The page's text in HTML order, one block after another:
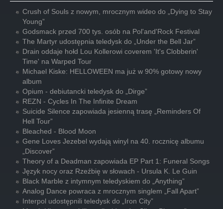
Crush of Souls z nowym, mrocznym wideo do „Dying to Stay
Young”
Godsmack przed 700 tys. osób na Pol'and'Rock Festival
The Martyr udostępnia teledysk do „Under the Bell Jar”
Drain oddaje hołd Lou Kollerowi coverem 'It's Clobberin'
Time' na Warped Tour
Michael Kiske: HELLOWEEN ma już w 90% gotowy nowy
album
Opium - debiutancki teledysk do „Dirge”
REZN - Cycles In The Infinite Dream
Suicide Silence zapowiada jesienną trasę „Reminders Of
Hell Tour”
Bleached - Blood Moon
Gene Loves Jezebel wydają winyl na 40. rocznicę albumu
„Discover”
Theory of a Deadman zapowiada EP Part 1: Funeral Songs
Język nocy oraz Rzeźbię w słowach - Ursula K. Le Guin
Black Marble z intymnym teledyskiem do „Anything”
Analog Dance powraca z mrocznym singlem „Fall Apart”
Interpol udostępnili teledysk do „Iron City”